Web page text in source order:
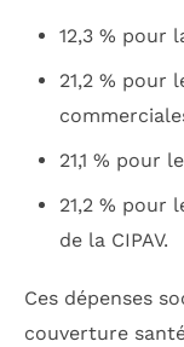
12,3 % pour
21,2 % pour
21,1 % pour
21,2 % pour
de la CIPAV.
Ces dépenses
couverture